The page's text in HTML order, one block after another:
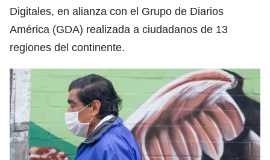
Digitales, en alianza con el Grupo de Diarios
América (GDA) realizada a ciudadanos de 13
regiones del continente.